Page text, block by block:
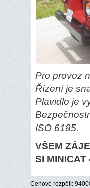
Pro provoz
Řízení je
Plavidlo je
ISO 6185.
VŠEM
SI
Cenové rozpětí: